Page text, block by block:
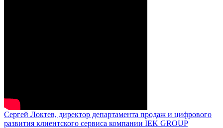
Сергей Локтев, директор департамента продаж и цифрового
развития клиентского сервиса компании IEK GROUP